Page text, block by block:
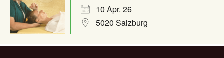
10 Apr. 26
5020 Salzburg